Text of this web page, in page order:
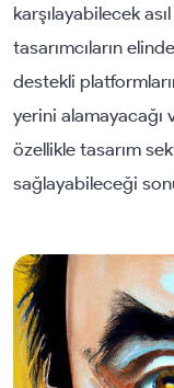
karşılayabilecek
tasarımcıların
destekli
yerini alamayacağı
özellikle tasarım
sağlayabileceği